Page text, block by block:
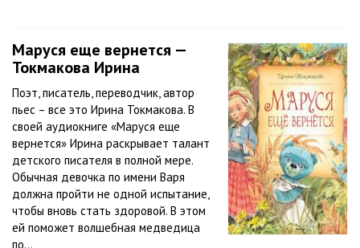
Маруся еще вернется —
Токмакова Ирина
Поэт, писатель, переводчик, автор
пьес – все это Ирина Токмакова. В
своей аудиокниге «Маруся еще
вернется» Ирина раскрывает талант
детского писателя в полной мере.
Обычная девочка по имени Варя
должна пройти не одной испытание,
чтобы вновь стать здоровой. В этом
ей поможет волшебная медведица
по...